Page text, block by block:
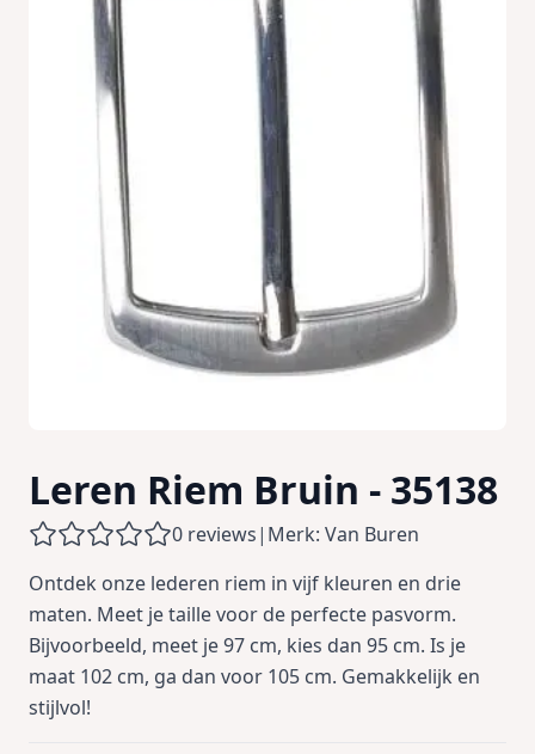
Leren Riem Bruin - 35138
0 reviews| Merk: Van Buren
Ontdek onze lederen riem in vijf kleuren en drie
maten. Meet je taille voor de perfecte pasvorm.
Bijvoorbeeld, meet je 97 cm, kies dan 95 cm. Is je
maat 102 cm, ga dan voor 105 cm. Gemakkelijk en
stijlvol!